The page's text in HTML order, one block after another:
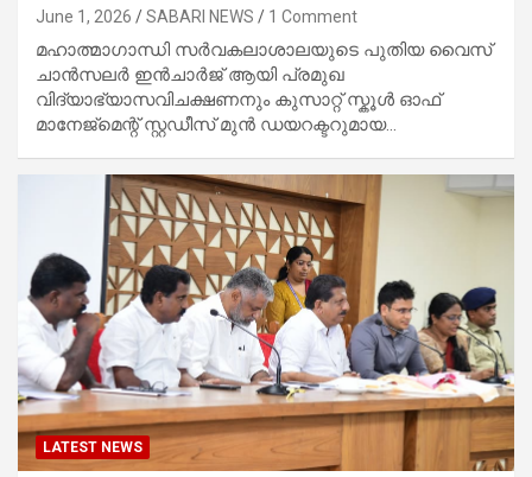
June 1, 2026 SABARI NEWS 1 Comment
മഹാത്മാഗാന്ധി സർവകലാശാലയുടെ പുതിയ വൈസ്
ചാൻസലർ ഇൻചാർജ് ആയി പ്രമുഖ
വിദ്യാഭ്യാസവിചക്ഷണനും കുസാറ്റ് സ്കൂൾ ഓഫ്
മാനേജ്‌മെന്റ് സ്റ്റഡീസ് മുൻ ഡയറക്ടറുമായ…
LATEST NEWS